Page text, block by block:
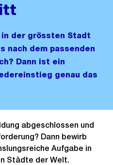
in der grössten Stadt
nach dem passenden
Dann ist ein
genau das
abgeschlossen und
Dann bewirb
Aufgabe in
Städte der Welt.